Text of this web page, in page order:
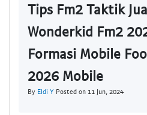
Tips Fm2 Taktik
Wonderkid Fm2
Formasi Mobile
2026 Mobile
By Eldi Y Posted on 11 Jun, 2024